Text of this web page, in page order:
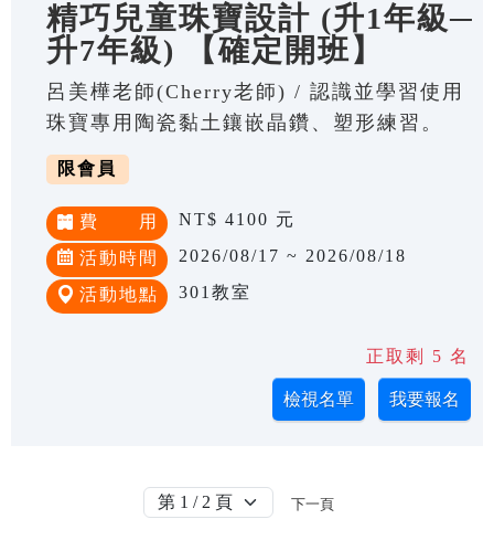
精巧兒童珠寶設計 (升1年級─
升7年級) 【確定開班】
呂美樺老師(Cherry老師) / 認識並學習使用
珠寶專用陶瓷黏土鑲嵌晶鑽、塑形練習。
限會員
費 用 NT$ 4100 元
活動時間 2026/08/17 ~ 2026/08/18
活動地點 301教室
正取剩 5 名
下一頁